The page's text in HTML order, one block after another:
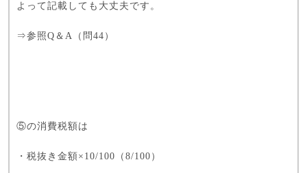
よって記載しても大丈夫です。
⇒参照Q＆A（問44）
⑤の消費税額は
・税抜き金額×10/100（8/100）